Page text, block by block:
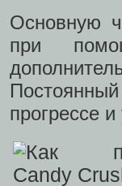
Основную
при
прогрессе